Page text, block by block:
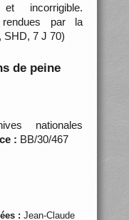
incorrigible.
par la
SHD, 7 J 70)
de peine
nationales
: BB/30/467
: Jean-Claude